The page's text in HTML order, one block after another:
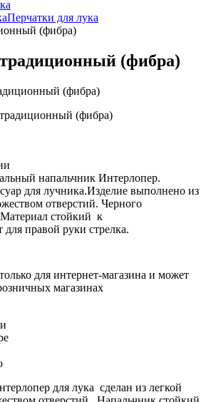
Перчатки для лука
(фибра)
(фибра)
напальчник Интерлопер.
для лучника.Изделие выполнено из
отверстий. Черного
стойкий к
правой руки стрелка.
для интернет-магазина и может
магазинах
для лука сделан из легкой